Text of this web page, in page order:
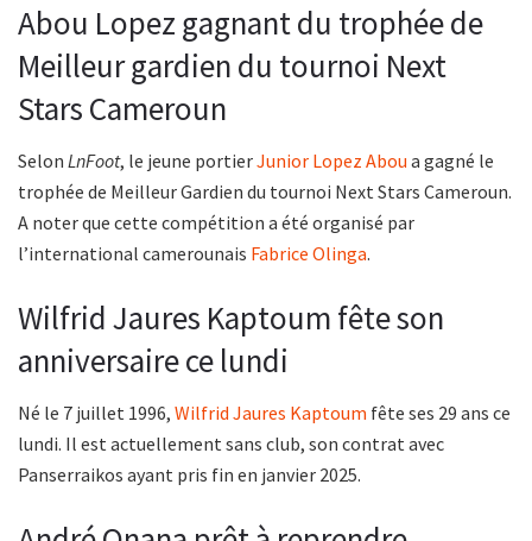
Abou Lopez gagnant du trophée de
Meilleur gardien du tournoi Next
Stars Cameroun
Selon LnFoot, le jeune portierJunior Lopez Abou a gagné le
trophée de Meilleur Gardien du tournoi Next Stars Cameroun.
A noter que cette compétition a été organisé par
l’international camerounais Fabrice Olinga.
Wilfrid Jaures Kaptoum fête son
anniversaire ce lundi
Né le 7 juillet 1996, Wilfrid Jaures Kaptoum fête ses 29 ans ce
lundi. Il est actuellement sans club, son contrat avec
Panserraikos ayant pris fin en janvier 2025.